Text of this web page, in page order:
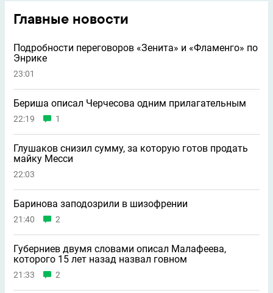
Главные новости
Подробности переговоров «Зенита» и «Фламенго» по
Энрике
23:01
Бериша описал Черчесова одним прилагательным
22:19 1
Глушаков снизил сумму, за которую готов продать
майку Месси
22:03
Баринова заподозрили в шизофрении
21:40 2
Губерниев двумя словами описал Малафеева,
которого 15 лет назад назвал говном
21:33 2